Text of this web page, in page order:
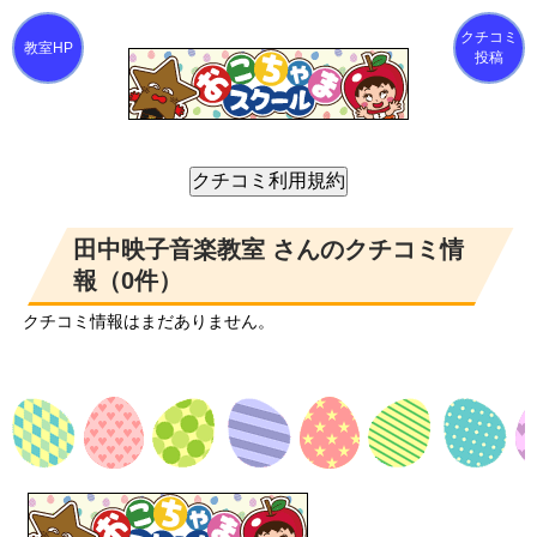
クチコミ
投稿
田中映子音楽教室 さんのクチコミ情
報（0件）
クチコミ情報はまだありません。